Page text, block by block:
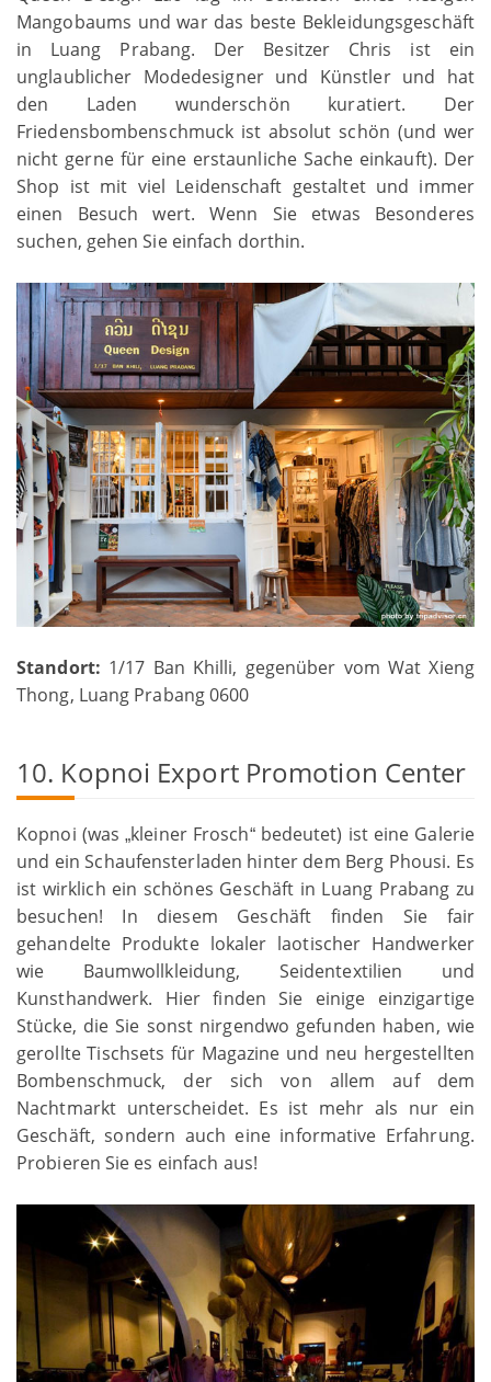
Mangobaums und war das beste Bekleidungsgeschäft
in Luang Prabang. Der Besitzer Chris ist ein
unglaublicher Modedesigner und Künstler und hat
den Laden wunderschön kuratiert. Der
Friedensbombenschmuck ist absolut schön (und wer
nicht gerne für eine erstaunliche Sache einkauft). Der
Shop ist mit viel Leidenschaft gestaltet und immer
einen Besuch wert. Wenn Sie etwas Besonderes
suchen, gehen Sie einfach dorthin.
Standort: 1/17 Ban Khilli, gegenüber vom Wat Xieng
Thong, Luang Prabang 0600
10. Kopnoi Export Promotion Center
Kopnoi (was„kleiner Frosch“bedeutet) ist eine Galerie
und ein Schaufensterladen hinter dem Berg Phousi. Es
ist wirklich ein schönes Geschäft in Luang Prabang zu
besuchen! In diesem Geschäft finden Sie fair
gehandelte Produkte lokaler laotischer Handwerker
wie Baumwollkleidung, Seidentextilien und
Kunsthandwerk. Hier finden Sie einige einzigartige
Stücke, die Sie sonst nirgendwo gefunden haben, wie
gerollte Tischsets für Magazine und neu hergestellten
Bombenschmuck, der sich von allem auf dem
Nachtmarkt unterscheidet. Es ist mehr als nur ein
Geschäft, sondern auch eine informative Erfahrung.
Probieren Sie es einfach aus!